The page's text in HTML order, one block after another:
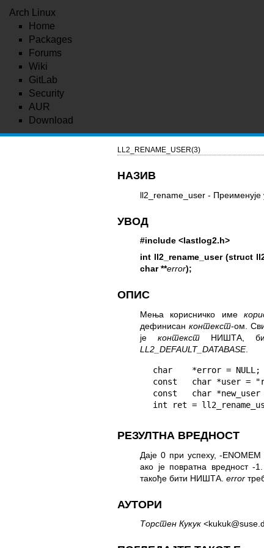
Arch Linux
Home
Packages
Forums
Wiki
GitLab
Security
AUR
Download
LL2_RENAME_USER(3)
НАЗИВ
ll2_rename_user - Преименује
УВОД
#include <lastlog2.h>
int ll2_rename_user (struct
char **error);
ОПИС
Мења корисничко име
дефинисан контекст-ом.
јеконтекст НИШТА,
LL2_DEFAULT_DATABASE.
char    *error = NULL;
const   char *user =
const   char
int ret =
РЕЗУЛТНА ВРЕДНОСТ
Даје 0 при успеху, -
ако је повратна вредност -
такође бити НИШТА. error
АУТОРИ
Торстен Кукук